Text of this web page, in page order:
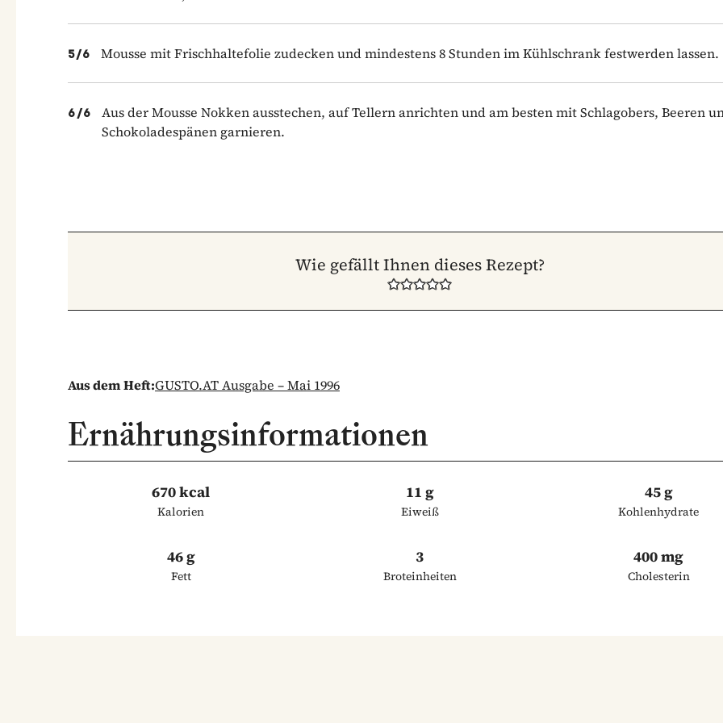
5/6 Mousse mit Frischhaltefolie zudecken und mindestens 8 Stunden im Kühlschrank festwerden lassen.
6/6
Aus der Mousse Nokken ausstechen, auf Tellern anrichten und am besten mit Schlagobers, Beeren
Schokoladespänen garnieren.
Wie gefällt Ihnen dieses Rezept?
Aus dem Heft:GUSTO.AT Ausgabe – Mai 1996
Ernährungsinformationen
670 kcal
Kalorien
11 g
Eiweiß
45 g
Kohlenhydrate
46 g
Fett
3
Broteinheiten
400 mg
Cholesterin